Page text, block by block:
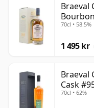
Braeval
gammal
70cl • 58.5%
1 495 kr
Braeval
Cask
70cl • 62%